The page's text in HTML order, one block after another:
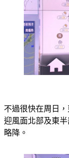
不過很快在周日
迎風面北部及東
略降。